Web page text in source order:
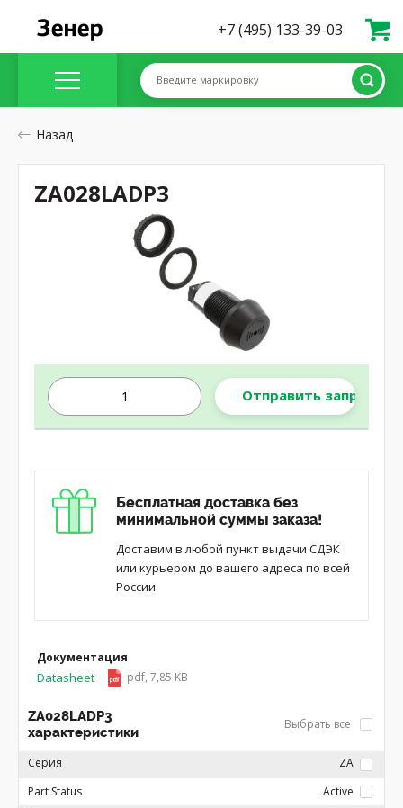
+7 (495) 133-39-03
Введите маркировку
Назад
Отправить запрос
Бесплатная доставка без
минимальной суммы заказа!
Доставим в любой пункт выдачи СДЭК
или курьером до вашего адреса по всей
России.
Документация
Datasheet pdf, 7,85 KB
ZA028LADP3
характеристики
Выбрать все
Серия
ZA
Part Status
Active
ZA028LADP3